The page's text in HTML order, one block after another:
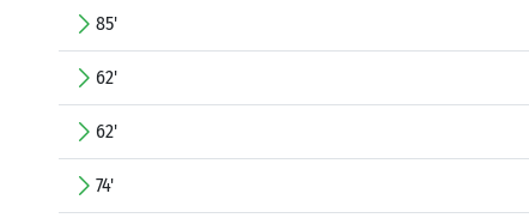
85'
62'
62'
74'